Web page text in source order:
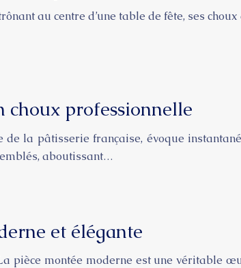
au centre d’une table de fête, ses
choux professionnelle
la pâtisserie française, évoque
aboutissant…
et élégante
pièce montée moderne est une véritable